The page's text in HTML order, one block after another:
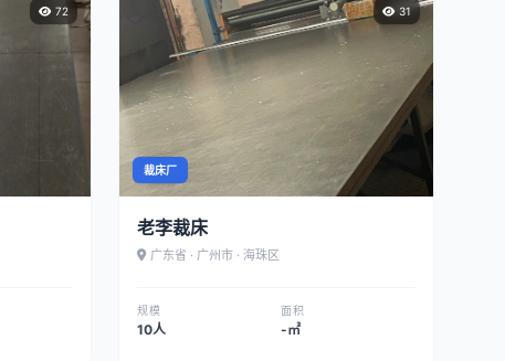
72 31
裁床厂
老李裁床
广东省 · 广州市 · 海珠区
规模
10人
面积
-㎡